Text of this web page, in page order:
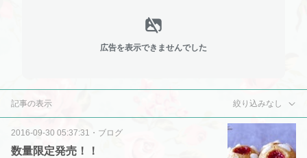
広告を表示できませんでした
記事の表示 絞り込みなし
2016-09-30 05:37:31 ・ ブログ
数量限定発売！！